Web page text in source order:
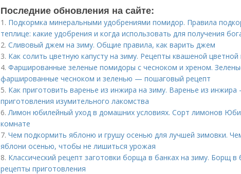
Последние обновления на сайте:
1. Подкормка минеральными удобрениями помидор. Правила
теплице: какие удобрения и когда использовать для получения
2. Сливовый джем на зиму. Общие правила, как варить джем
3. Как солить цветную капусту на зиму. Рецепты квашеной цветной
4. Фаршированные зеленые помидоры с чесноком и хреном.
фаршированные чесноком и зеленью — пошаговый рецепт
5. Как приготовить варенье из инжира на зиму. Варенье из
приготовления изумительного лакомства
6.Лимон юбилейный уход в домашних условиях. Сорт лимонов
комнате
7. Чем подкормить яблоню и грушу осенью для лучшей зимовки.
яблони осенью, чтобы не лишиться урожая
8. Классический рецепт заготовки борща в банках на зиму. Борщ в
рецепты приготовления